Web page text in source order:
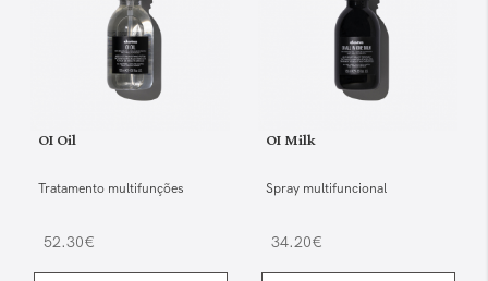
OI Oil
Tratamento multifunções
52.30€
OI Milk
Spray multifuncional
34.20€